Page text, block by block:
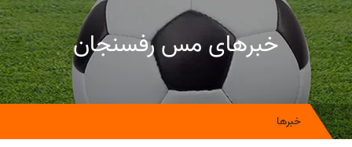
خبرهای مس رفسنجان
خبرها